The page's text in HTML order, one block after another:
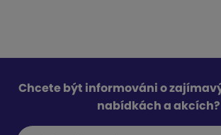
Chcete být informováni o
nabídkách a akcích?